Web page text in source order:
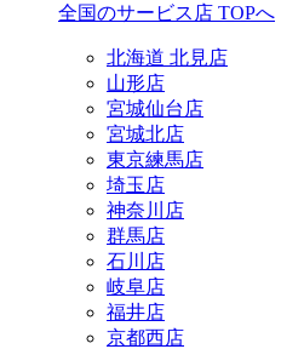
全国のサービス店 TOPへ
北海道 北見店
山形店
宮城仙台店
宮城北店
東京練馬店
埼玉店
神奈川店
群馬店
石川店
岐阜店
福井店
京都西店